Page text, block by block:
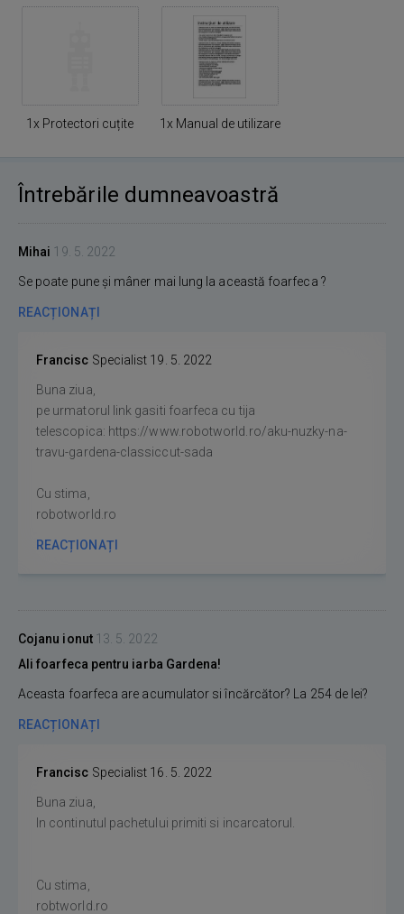
1x Protectori cuțite 1x Manual de utilizare
Întrebările dumneavoastră
Mihai 19. 5. 2022
Se poate pune și mâner mai lung la această foarfeca ?
REACȚIONAȚI
Francisc Specialist 19. 5. 2022
Buna ziua,
pe urmatorul link gasiti foarfeca cu tija
telescopica: https://www.robotworld.ro/aku-nuzky-na-
travu-gardena-classiccut-sada
Cu stima,
robotworld.ro
REACȚIONAȚI
Cojanu ionut 13. 5. 2022
Ali foarfeca pentru iarba Gardena!
Aceasta foarfeca are acumulator si încărcător? La 254 de lei?
REACȚIONAȚI
Francisc Specialist 16. 5. 2022
Buna ziua,
In continutul pachetului primiti si incarcatorul.
Cu stima,
robtworld.ro